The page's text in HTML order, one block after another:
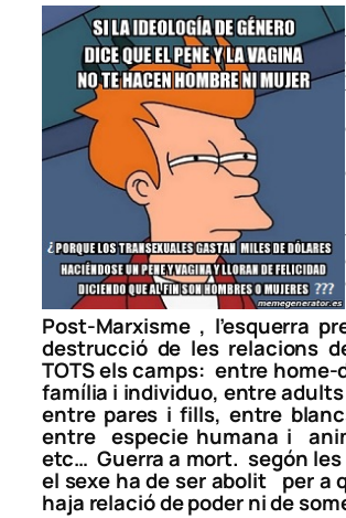
Post-Marxisme , l’esquerra
destrucció de les relacions
TOTS els camps: entre
família i individuo, entre
entre pares i fills, entre
entre especie humana i
etc… Guerra a mort. segón les
el sexe ha de ser abolit per a
haja relació de poder ni de